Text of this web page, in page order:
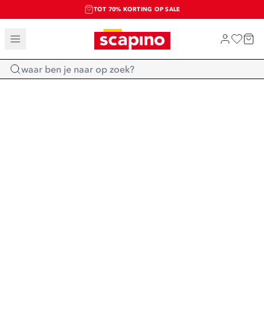
TOT 70% KORTING OP SALE
SALE: LAATSTE KANS!
SHOP NIEUW
Home